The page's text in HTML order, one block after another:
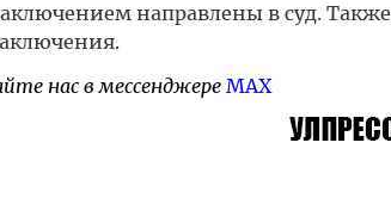
направлены в суд. Также
нас в мессенджере MAX